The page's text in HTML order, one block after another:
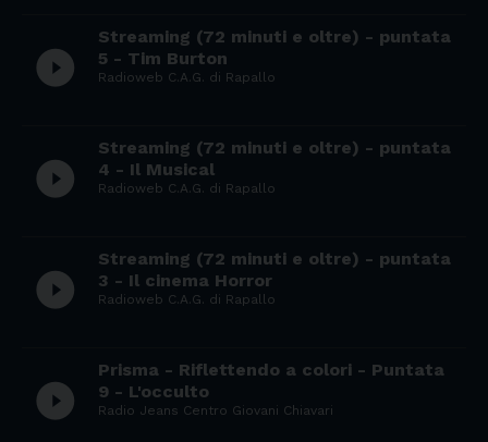
play_circle_filled
Streaming (72 minuti e oltre) - puntata
5 - Tim Burton
Radioweb C.A.G. di Rapallo
play_circle_filled
Streaming (72 minuti e oltre) - puntata
4 - Il Musical
Radioweb C.A.G. di Rapallo
play_circle_filled
Streaming (72 minuti e oltre) - puntata
3 - Il cinema Horror
Radioweb C.A.G. di Rapallo
play_circle_filled
Prisma - Riflettendo a colori - Puntata
9 - L'occulto
Radio Jeans Centro Giovani Chiavari